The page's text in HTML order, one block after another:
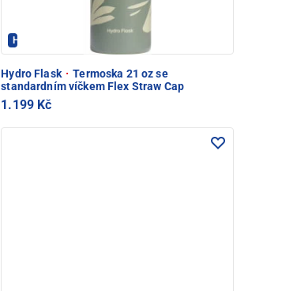
Hydroflask - PEC POD SNĚŽKOU
Hydro Flask · Termoska 21 oz se
standardním víčkem Flex Straw Cap
1.199 Kč